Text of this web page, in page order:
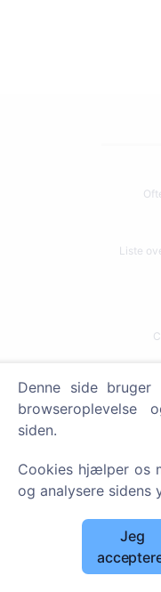
Liste
SIA
Denne side
browseroplevelse
siden.
Cookies hjælper os
og analysere sidens
Jeg